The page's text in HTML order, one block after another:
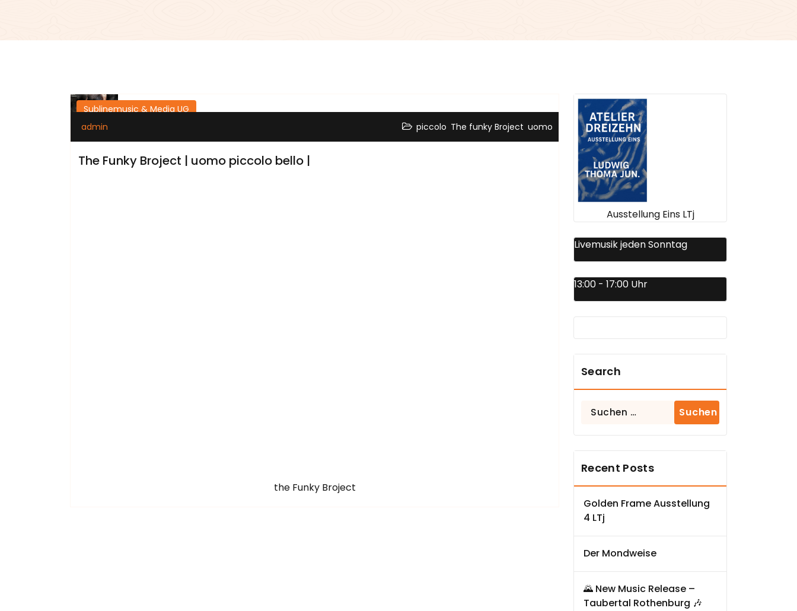
Sublinemusic & Media UG
admin
piccolo The funky Broject uomo
The Funky Broject | uomo piccolo bello |
the Funky Broject
Ausstellung Eins LTj
Livemusik jeden Sonntag
13:00 - 17:00 Uhr
Search
Suchen
Recent Posts
Golden Frame Ausstellung
4 LTj
Der Mondweise
🌄 New Music Release –
Taubertal Rothenburg 🎶